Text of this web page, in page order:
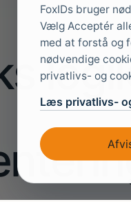
FoxIDs bruger
Vælg Acceptér
med at forstå og
nødvendige
privatlivs- og
Læs privatlivs-